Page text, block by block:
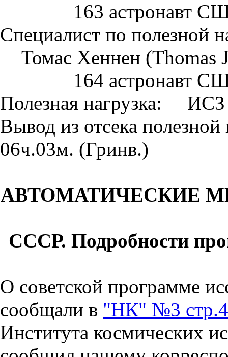
163 астронавт
Специалист по полезной
Томас Хеннен
164 астронавт
Полезная нагрузка: ИСЗ
Вывод из отсека
06ч.03м. (Гринв.)
АВТОМАТИЧЕСКИЕ
СССР. Подробности
О советской программе
сообщали в "НК" №3 стр.4
Института космических